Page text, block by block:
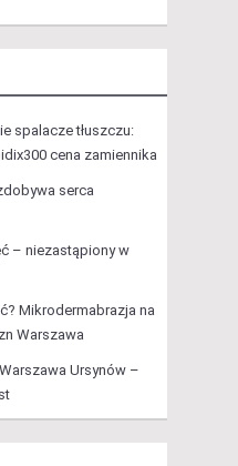
spalacze tłuszczu:
cena zamiennika
serca
– niezastąpiony w
Mikrodermabrazja na
Warszawa
Ursynów –